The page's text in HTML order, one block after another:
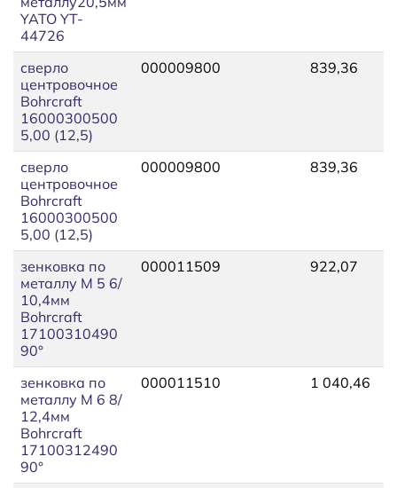
YATO YT-
44726
сверло
центровочное
Bohrcraft
16000300500
5,00 (12,5)
000009800 839,36
сверло
центровочное
Bohrcraft
16000300500
5,00 (12,5)
000009800 839,36
зенковка по
металлу М 5 6/
10,4мм
Bohrcraft
17100310490
90°
000011509 922,07
зенковка по
металлу М 6 8/
12,4мм
Bohrcraft
17100312490
90°
000011510 1 040,46